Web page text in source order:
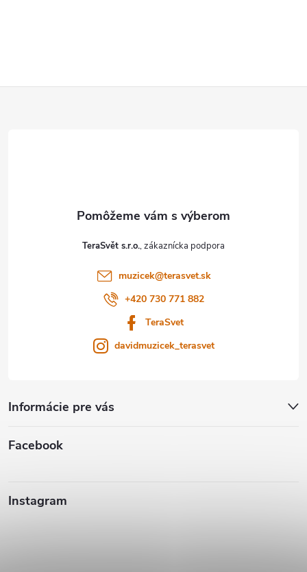
TeraSvět s.r.o.
muzicek@terasvet.sk
+420 730 771 882
TeraSvet
davidmuzicek_terasvet
Informácie pre vás
Facebook
Instagram